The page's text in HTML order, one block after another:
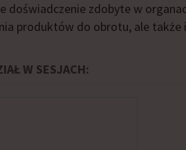
doświadczenie zdobyte w
produktów do obrotu, ale także
W SESJACH: